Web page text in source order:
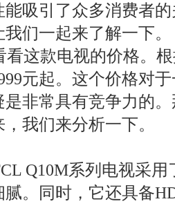
吸引了众多消费者
们一起来了解一下。
看这款电视的价格。
元起。这个价格对
非常具有竞争力的
我们来分析一下。
Q10M系列电视采
。同时，它还具备